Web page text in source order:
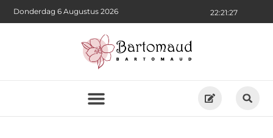
22:21:28
Donderdag 6 Augustus 2026